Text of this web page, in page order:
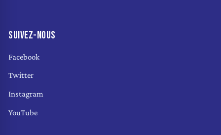
SUIVEZ-NOUS
Facebook
Twitter
Instagram
YouTube